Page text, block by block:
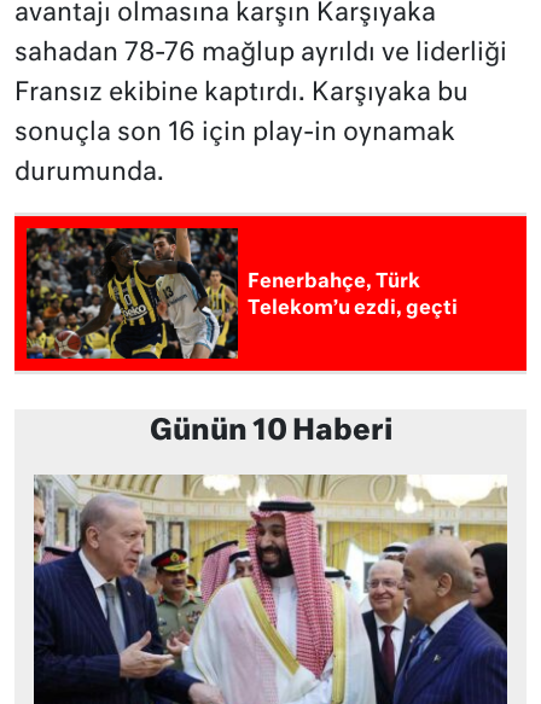
avantajı olmasına karşın Karşıyaka
sahadan 78-76 mağlup ayrıldı ve liderliği
Fransız ekibine kaptırdı. Karşıyaka bu
sonuçla son 16 için play-in oynamak
durumunda.
Fenerbahçe, Türk
Telekom’u ezdi, geçti
Günün 10 Haberi